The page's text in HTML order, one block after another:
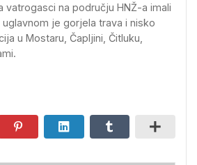
vatrogasci na području HNŽ-a imali
je gorjela trava i nisko
u Mostaru, Čapljini, Čitluku,